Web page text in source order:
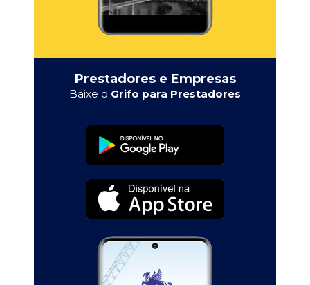
Prestadores e Empresas
Baixe o Grifo para Prestadores